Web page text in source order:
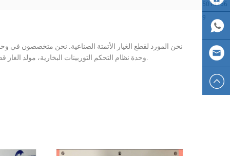
نحن المورد لقطع الغيار الأتمتة الصناعية. نحن متخصصون في
5013756
9
008618
150137
569
0086
181501
sales23